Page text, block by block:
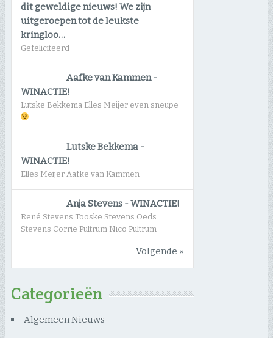
dit geweldige nieuws! We zijn
uitgeroepen tot de leukste
kringloo…
Gefeliciteerd
Aafke van Kammen-
WINACTIE!
Lutske Bekkema Elles Meijer even sneupe
Lutske Bekkema -
WINACTIE!
Elles Meijer Aafke van Kammen
Anja Stevens -WINACTIE!
René Stevens Tooske Stevens Oeds
Stevens Corrie Pultrum Nico Pultrum
Volgende »
Categorieën
Algemeen Nieuws